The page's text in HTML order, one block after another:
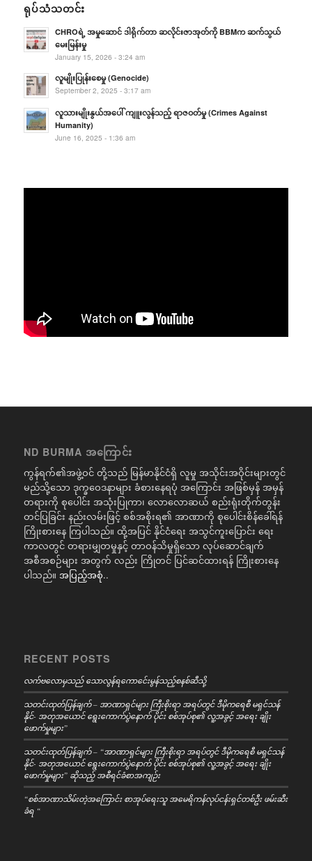
ရုပ်သံသတင်း
CHROရဲ့ အမှုဆောင် ဒါရိုက်တာ ဆလိုင်းဇာအုတ်ကို BBMက ဆက်သွယ်
မေးမြန်းမှု
January 15, 2026 - 3:24 am
လူမျိုးပြုန်းစေမှု (Genocide)
September 2, 2025 - 3:17 am
လူသားမျိုးနွယ်အပေါ် ကျူးလွန်သည့် ရာဇဝတ်မှု (Crimes Against
Humanity)
June 16, 2025 - 1:36 am
ND BURMA အကြောင်း
ကွန်ရက်၏အဖွဲ့ဝင် တို့သည် မြန်မာနိုင်ငံရှိ လူမှု အသိုင်းအဝိုင်းများတွင်
မည်သို့သော ဒုက္ခဝေဒနာများ ခံစားနေရပုံ အကြောင်း အဖြစ်မှန် အမှန်
တရားကို စုပေါင်း အသုံးပြုကာ၊ လောလောဆယ် စည်းရုံးတိုက်တွန်း
တင်ပြခြင်း နည်းလမ်းဖြင့် စစ်အစိုးရ၏ အာဏာကို စုပေါင်းစိန်ခေါ်ရန်
ကြိုးစားနေ ကြပါသည်။ ထို့အပြင် နိုင်ငံရေး အသွင်ကူးပြောင်း ရေး
ကာလတွင် တရားမျှတမှုနှင့် တာဝန်သိမှုရှိသော လုပ်ဆောင်ချက်
အစီအစဉ်များ အတွက် လည်း ကြိုတင် ပြင်ဆင်ထားရန် ကြိုးစားနေ
ပါသည်။ အပြည့်အစုံ..
RECENT POSTS
လက်ဗလောမှသည် သောလွန်ရကောင်ေးမွန်သည့်စနစ်ဆီသို့
သတင်းထုတ်ပြန်ချက် – အာဏာရှင်များ ကြီးစိုးရာ အရပ်တွင် ဒီမိုကရေစီ မရှင်သန်
နိုင်- အတုအယောင် ရွေးကောက်ပွဲနောက် ပိုင်း စစ်အုပ်စု၏ လူ့အခွင့် အရေး ချိုး
ဖောက်မှုများ”
သတင်းထုတ်ပြန်ချက် – “အာဏာရှင်များ ကြီးစိုးရာ အရပ်တွင် ဒီမိုကရေစီ မရှင်သန်
နိုင်- အတုအယောင် ရွေးကောက်ပွဲနောက် ပိုင်း စစ်အုပ်စု၏ လူ့အခွင့် အရေး ချိုး
ဖောက်မှုများ” ဆိုသည့် အစီရင်ခံစာအကျဉ်း
“စစ်အာဏာသိမ်းတဲ့အကြောင်း စာအုပ်ရေးသူ အမေရိကန်လုပ်ငန်းရှင်တစ်ဦး ဖမ်းဆီး
ခံရ “